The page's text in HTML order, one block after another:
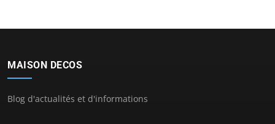
MAISON DECOS
Blog d'actualités et d'informations